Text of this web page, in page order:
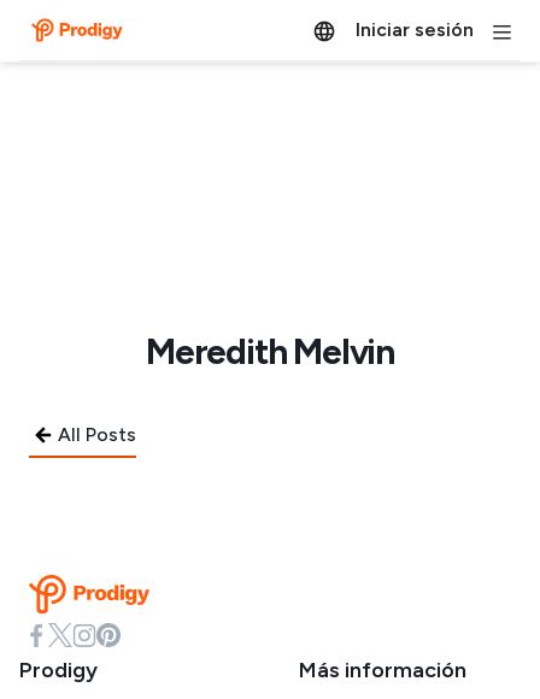
Iniciar sesión
Meredith Melvin
All Posts
Prodigy Más información